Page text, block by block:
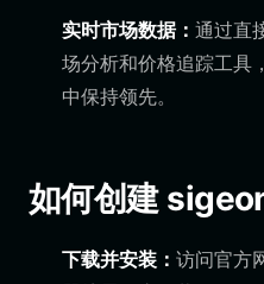
实时市场数据： 通过直
场分析和价格追踪工具
中保持领先。
如何创建
下载并安装： 访问官方